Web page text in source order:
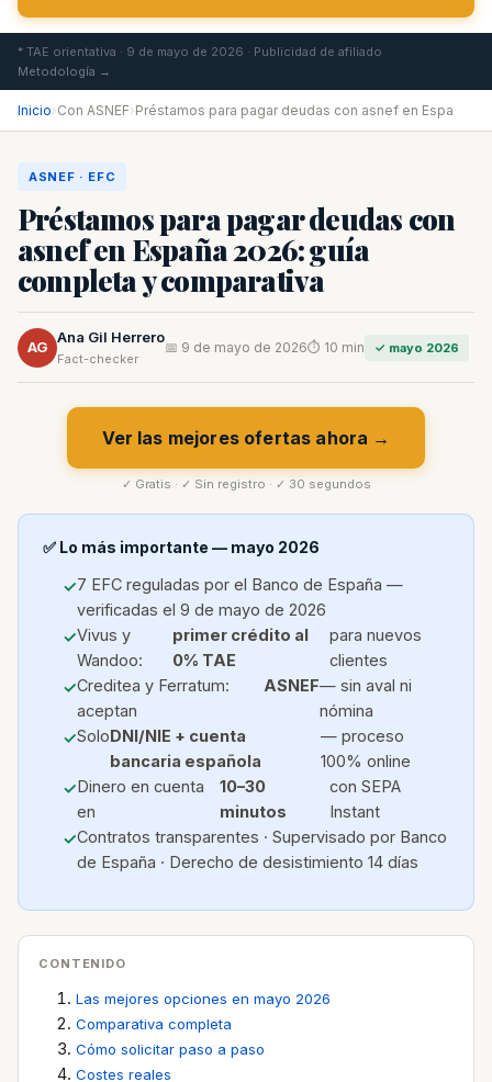
* TAE orientativa · 9 de mayo de 2026 · Publicidad de afiliado
Metodología →
Inicio›Con ASNEF›Préstamos para pagar deudas con asnef en Espa
ASNEF · EFC
Préstamos para pagar deudas con
asnef en España 2026: guía
completa y comparativa
AG
Ana Gil Herrero
Fact-checker
📅 9 de mayo de 2026⏱ 10 min ✓ mayo 2026
Ver las mejores ofertas ahora →
✓ Gratis · ✓ Sin registro · ✓ 30 segundos
✅ Lo más importante — mayo 2026
7 EFC reguladas por el Banco de España —
verificadas el 9 de mayo de 2026
Vivus y
Wandoo:
primer crédito al
0% TAE
para nuevos
clientes
Creditea y Ferratum:
aceptan
ASNEF— sin aval ni
nómina
SoloDNI/NIE + cuenta
bancaria española
— proceso
100% online
Dinero en cuenta
en
10–30
minutos
con SEPA
Instant
Contratos transparentes · Supervisado por Banco
de España · Derecho de desistimiento 14 días
CONTENIDO
Las mejores opciones en mayo 2026
Comparativa completa
Cómo solicitar paso a paso
Costes reales